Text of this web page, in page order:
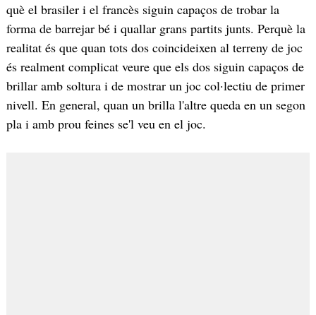
què el brasiler i el francès siguin capaços de trobar la
forma de barrejar bé i quallar grans partits junts. Perquè la
realitat és que quan tots dos coincideixen al terreny de joc
és realment complicat veure que els dos siguin capaços de
brillar amb soltura i de mostrar un joc col·lectiu de primer
nivell. En general, quan un brilla l'altre queda en un segon
pla i amb prou feines se'l veu en el joc.